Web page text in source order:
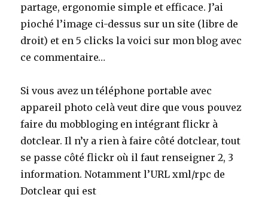
partage, ergonomie simple et efficace. J’ai
pioché l’image ci-dessus sur un site (libre de
droit) et en 5 clicks la voici sur mon blog avec
ce commentaire…
Si vous avez un téléphone portable avec
appareil photo celà veut dire que vous pouvez
faire du mobbloging en intégrant flickr à
dotclear. Il n’y a rien à faire côté dotclear, tout
se passe côté flickr où il faut renseigner 2, 3
information. Notamment l’URL xml/rpc de
Dotclear qui est